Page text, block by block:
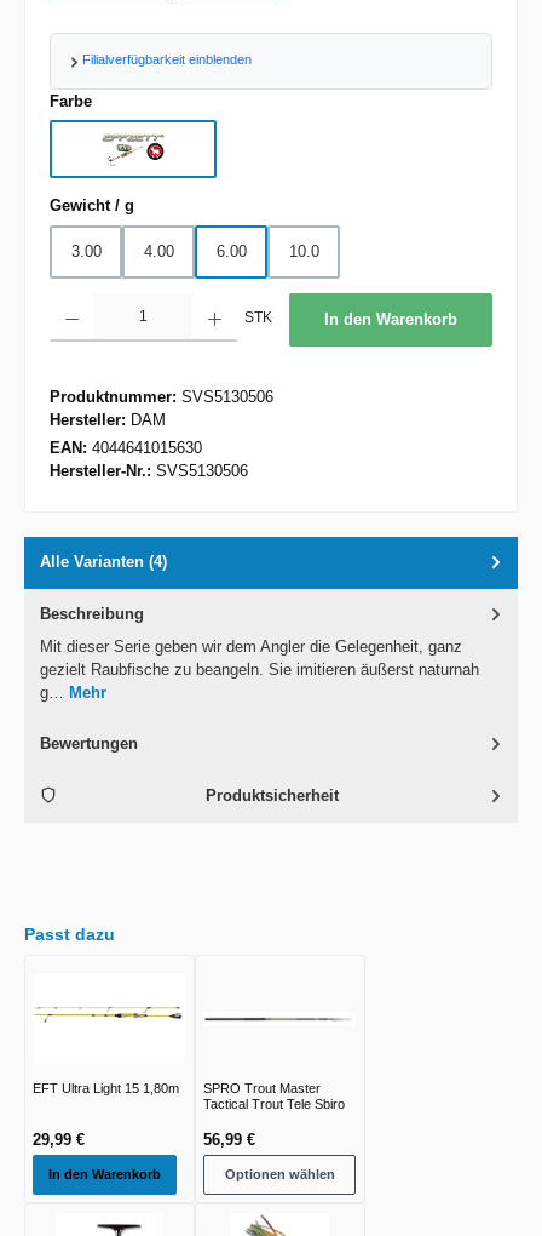
Filialverfügbarkeit einblenden
Farbeauswählen
Barsch
Gewicht / g
3.00 4.00 6.00 10.0
STK In den Warenkorb
Produktnummer: SVS5130506
Hersteller: DAM
EAN: 4044641015630
Hersteller-Nr.: SVS5130506
Alle Varianten (4)
Beschreibung
Mit dieser Serie geben wir dem Angler die Gelegenheit, ganz
gezielt Raubfische zu beangeln. Sie imitieren äußerst naturnah
g… Mehr
Bewertungen
Produktsicherheit
Passt dazu
EFT Ultra Light 15 1,80m
29,99 €
In den Warenkorb
SPRO Trout Master
Tactical Trout Tele Sbiro
56,99 €
Optionen wählen